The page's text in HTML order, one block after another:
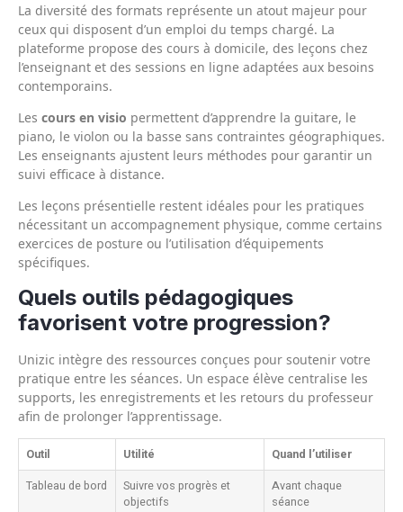
La diversité des formats représente un atout majeur pour
ceux qui disposent d’un emploi du temps chargé. La
plateforme propose des cours à domicile, des leçons chez
l’enseignant et des sessions en ligne adaptées aux besoins
contemporains.
Les cours en visio permettent d’apprendre la guitare, le
piano, le violon ou la basse sans contraintes géographiques.
Les enseignants ajustent leurs méthodes pour garantir un
suivi efficace à distance.
Les leçons présentielle restent idéales pour les pratiques
nécessitant un accompagnement physique, comme certains
exercices de posture ou l’utilisation d’équipements
spécifiques.
Quels outils pédagogiques
favorisent votre progression?
Unizic intègre des ressources conçues pour soutenir votre
pratique entre les séances. Un espace élève centralise les
supports, les enregistrements et les retours du professeur
afin de prolonger l’apprentissage.
Outil Utilité
Quand l’utiliser
Tableau de bord
Suivre vos progrès et
objectifs
Avant chaque
séance